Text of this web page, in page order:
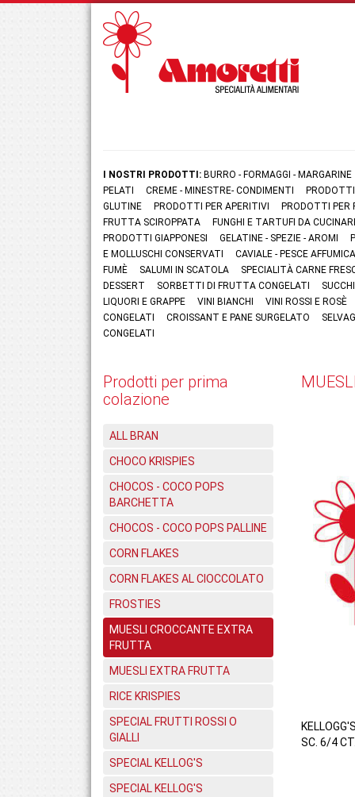
I NOSTRI PRODOTTI: BURRO - FORMAGGI - MARGARINE
PELATI
CREME - MINESTRE- CONDIMENTI
GLUTINE
PRODOTTI PER APERITIVI
PRODOTTI PER
FRUTTA SCIROPPATA
FUNGHI E TARTUFI DA
PRODOTTI GIAPPONESI
GELATINE - SPEZIE - AROMI
E MOLLUSCHI CONSERVATI
CAVIALE - PESCE
FUMÈ
SALUMI IN SCATOLA
SPECIALITÀ CARNE
DESSERT
SORBETTI DI FRUTTA CONGELATI
LIQUORI E GRAPPE
VINI BIANCHI
VINI ROSSI E ROSÈ
CONGELATI
CROISSANT E PANE SURGELATO
CONGELATI
Prodotti per prima
colazione
ALL BRAN
CHOCO KRISPIES
CHOCOS - COCO POPS
BARCHETTA
CHOCOS - COCO POPS PALLINE
CORN FLAKES
CORN FLAKES AL CIOCCOLATO
FROSTIES
MUESLI CROCCANTE EXTRA
FRUTTA
MUESLI EXTRA FRUTTA
RICE KRISPIES
SPECIAL FRUTTI ROSSI O
GIALLI
SPECIAL KELLOG'S
SPECIAL KELLOG'S
SC. 6/4